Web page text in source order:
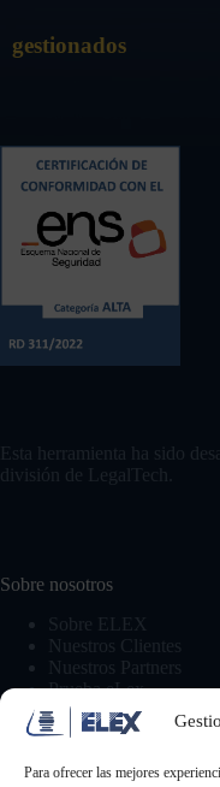
Para ofrecer las mejores
gestionados
Contacto
Esta herramienta ha sido
división de LegalTech.
Sobre nosotros
Sobre ELEX
Nuestros Clientes
Nuestros Partners
Prueba eLex
Comunicación